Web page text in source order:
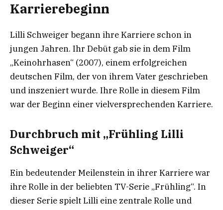
Karrierebeginn
Lilli Schweiger begann ihre Karriere schon in
jungen Jahren. Ihr Debüt gab sie in dem Film
„Keinohrhasen“ (2007), einem erfolgreichen
deutschen Film, der von ihrem Vater geschrieben
und inszeniert wurde. Ihre Rolle in diesem Film
war der Beginn einer vielversprechenden Karriere.
Durchbruch mit „Frühling Lilli
Schweiger“
Ein bedeutender Meilenstein in ihrer Karriere war
ihre Rolle in der beliebten TV-Serie „Frühling“. In
dieser Serie spielt Lilli eine zentrale Rolle und